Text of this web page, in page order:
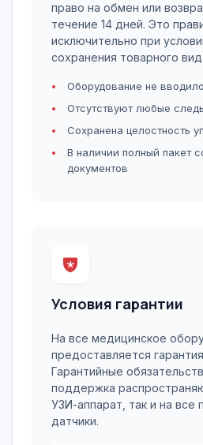
право на обмен или
течение 14 дней. Это
исключительно при
сохранения товарного
Оборудование не
Отсутствуют любые
Сохранена целостность
В наличии полный пакет
документов
Условия гарантии
На все медицинское
предоставляется
Гарантийные
поддержка
УЗИ-аппарат, так и на все
датчики.